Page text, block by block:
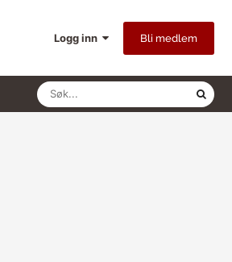
Logg inn Bli medlem